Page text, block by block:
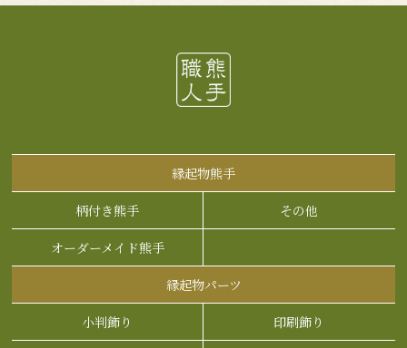
縁起物熊手
柄付き熊手 その他
オーダーメイド熊手
縁起物パーツ
小判飾り 印刷飾り